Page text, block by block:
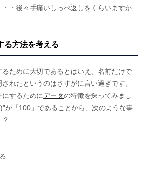
・・後々手痛いしっぺ返しをくらいますか
る方法を考える
るために大切であるとはいえ、名前だけで
れたというのはさすがに言い過ぎです。
にするためにデータの特徴を探ってみまし
が「100」であることから、次のような事